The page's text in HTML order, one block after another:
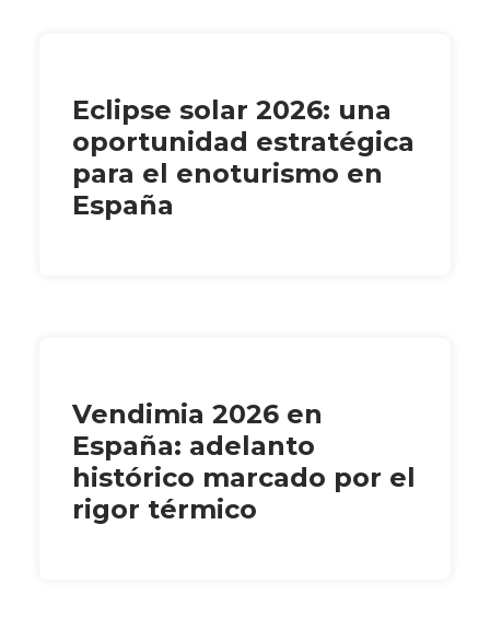
Eclipse solar 2026: una
oportunidad estratégica
para el enoturismo en
España
Vendimia 2026 en
España: adelanto
histórico marcado por el
rigor térmico